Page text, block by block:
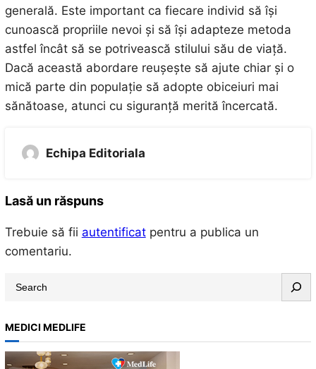
generală. Este important ca fiecare individ să își
cunoască propriile nevoi și să își adapteze metoda
astfel încât să se potrivească stilului său de viață.
Dacă această abordare reușește să ajute chiar și o
mică parte din populație să adopte obiceiuri mai
sănătoase, atunci cu siguranță merită încercată.
Echipa Editoriala
Lasă un răspuns
Trebuie să fii autentificatpentru a publica un
comentariu.
a
r
c
MEDICI MEDLIFE